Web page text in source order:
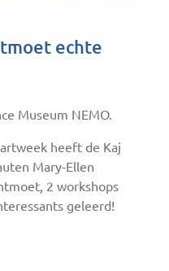
echte
Museum NEMO.
heeft de Kaj
Mary-Ellen
2 workshops
geleerd!